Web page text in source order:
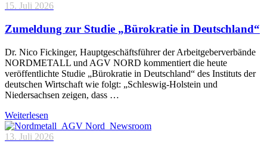
15. Juli 2026
Zumeldung zur Studie „Bürokratie in Deutschland“
Dr. Nico Fickinger, Hauptgeschäftsführer der Arbeitgeberverbände
NORDMETALL und AGV NORD kommentiert die heute
veröffentlichte Studie „Bürokratie in Deutschland“ des Instituts der
deutschen Wirtschaft wie folgt: „Schleswig-Holstein und
Niedersachsen zeigen, dass …
Weiterlesen
13. Juli 2026